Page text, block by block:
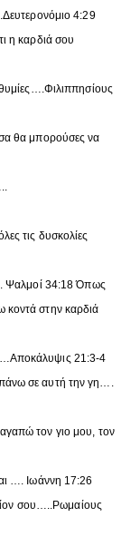
4:29
η καρδιά σου
θα μπορούσες να
τις δυσκολίες
Ψαλμοί 34:18 Όπως
κοντά στην καρδιά
21:3-4
σε αυτή την γη….
τον γιο μου, τον
…. Ιωάννη 17:26
σου…..Ρωμαίους